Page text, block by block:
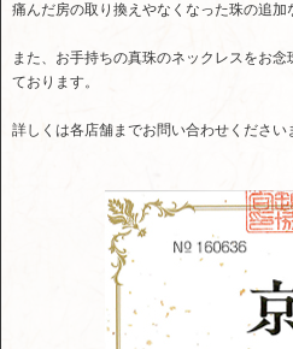
痛んだ房の取り換えやなくなった珠の追加
また、お手持ちの真珠のネックレスをお
ております。
詳しくは各店舗までお問い合わせください